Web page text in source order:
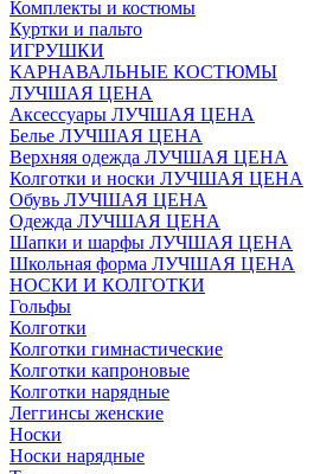
Комплекты и костюмы
Куртки и пальто
ИГРУШКИ
КАРНАВАЛЬНЫЕ КОСТЮМЫ
ЛУЧШАЯ ЦЕНА
Аксессуары ЛУЧШАЯ ЦЕНА
Белье ЛУЧШАЯ ЦЕНА
Верхняя одежда ЛУЧШАЯ ЦЕНА
Колготки и носки ЛУЧШАЯ ЦЕНА
Обувь ЛУЧШАЯ ЦЕНА
Одежда ЛУЧШАЯ ЦЕНА
Шапки и шарфы ЛУЧШАЯ ЦЕНА
Школьная форма ЛУЧШАЯ ЦЕНА
НОСКИ И КОЛГОТКИ
Гольфы
Колготки
Колготки гимнастические
Колготки капроновые
Колготки нарядные
Леггинсы женские
Носки
Носки нарядные